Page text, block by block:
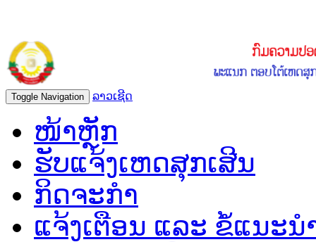
Toggle Navigation ລາວເຊີດ
ໜ້າຫຼັກ
ຮັບແຈ້ງເຫດສຸກເສີນ
ກິດຈະກຳ
ແຈ້ງເຕືອນ ແລະ ຂໍ້ແນະນ